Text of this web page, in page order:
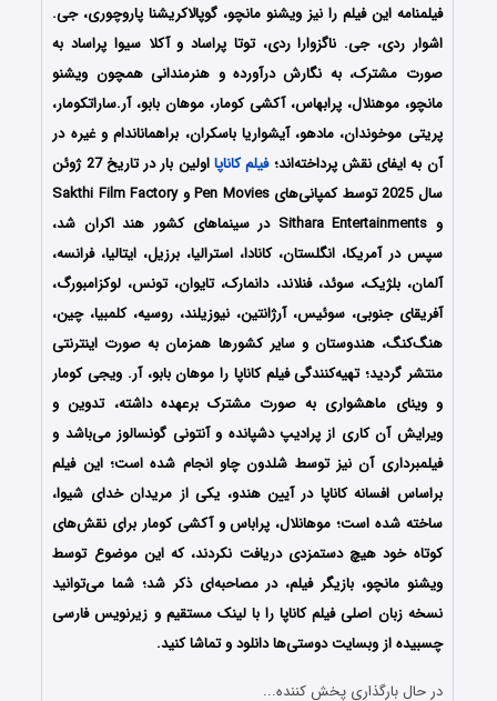
فیلمنامه این فیلم را نیز ویشنو مانچو، گوپالاکریشنا پاروچوری، جی.
اشوار ردی، جی. ناگزوارا ردی، توتا پراساد و آکلا سیوا پراساد به
صورت مشترک،به نگارش درآورده و هنرمندانی همچون ویشنو
مانچو، موهنلال، پرابهاس، آکشی کومار، موهان بابو، آر.ساراتکومار،
پریتی موخوندان، مادهو، آیشواریا باسکران، براهماناندام و غیره در
آن به ایفای نقش پرداخته‌اند؛فیلم کاناپا
اولین بار در تاریخ 27 ژوئن
سال 2025 توسط کمپانی‌های Pen Movies و Sakthi Film Factory
و Sithara Entertainments در سینماهای کشور هند اکران شد،
سپس در آمریکا، انگلستان، کانادا، استرالیا، برزیل، ایتالیا، فرانسه،
آلمان، بلژیک، سوئد، فنلاند، دانمارک، تایوان، تونس، لوکزامبورگ،
آفریقای جنوبی، سوئیس، آرژانتین، نیوزیلند، روسیه، کلمبیا، چین،
هنگ‌کنگ، هندوستان و سایر کشورها همزمان به صورت اینترنتی
منتشر گردید؛ تهیه‌کنندگی فیلم کاناپا را موهان بابو، آر. ویجی کومار
و وینای ماهشواری به صورت مشترک برعهده داشته، تدوین و
ویرایش آن کاری از پرادیپ دشپانده و آنتونی گونسالوز می‌باشد و
فیلمبرداری آن نیز توسط شلدون چاو انجام شده است؛ این فیلم
براساس افسانه کاناپا در آیین هندو، یکی از مریدان خدای شیوا،
ساخته شده است؛ موهانلال، پراباس و آکشی کومار برای نقش‌های
کوتاه خود هیچ دستمزدی دریافت نکردند، که این موضوع توسط
ویشنو مانچو، بازیگر فیلم، در مصاحبه‌ای ذکر شد؛ شما می‌توانید
نسخه زبان اصلی فیلم کاناپا را با ‌لینک مستقیم و زیرنویس فارسی
چسبیده از وبسایت دوستی‌ها دانلود و تماشا کنید.
در حال بارگذاری پخش کننده...